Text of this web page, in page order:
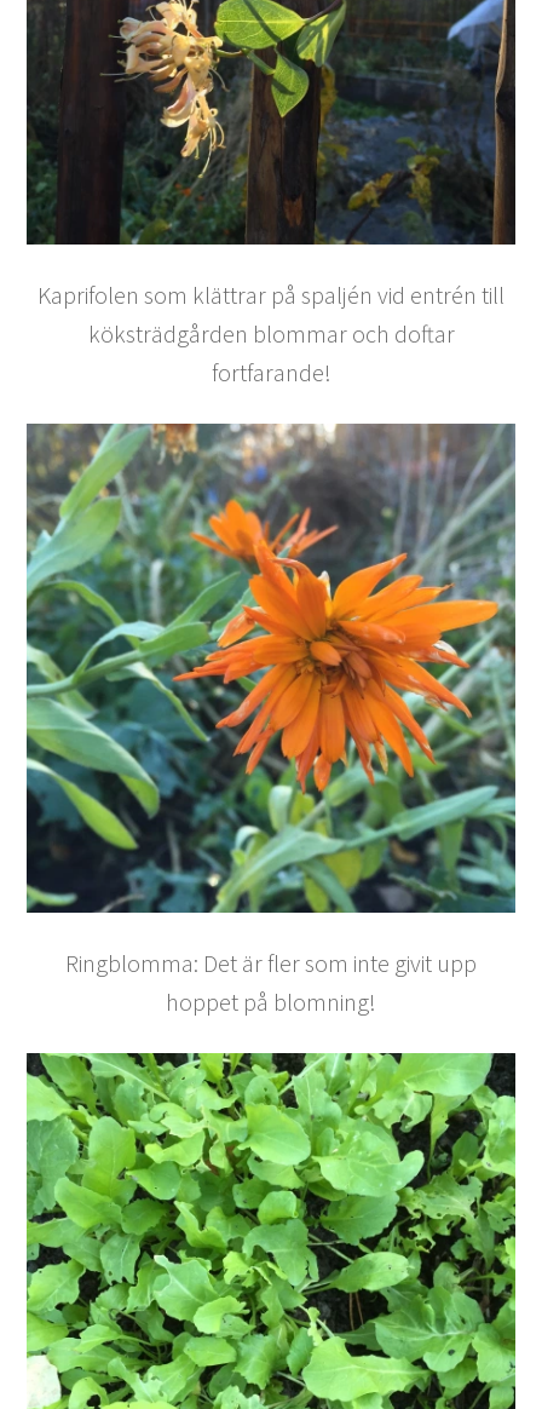
Kaprifolen som klättrar på spaljén vid entrén till
köksträdgården blommar och doftar
fortfarande!
Ringblomma: Det är fler som inte givit upp
hoppet på blomning!